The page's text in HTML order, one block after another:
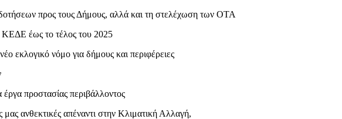
προς τους Δήμους, αλλά και τη στελέχωση των ΟΤΑ
ΚΕΔΕ έως το τέλος του 2025
εκλογικό νόμο για δήμους και περιφέρειες
προστασίας περιβάλλοντος
μας ανθεκτικές απέναντι στην Κλιματική Αλλαγή,